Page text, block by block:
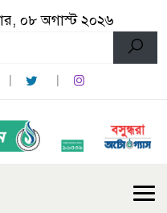
০৮ অগাস্ট ২০২৬